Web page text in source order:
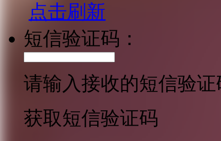
点击刷新
短信验证码：
请输入接收的短信验证
获取短信验证码